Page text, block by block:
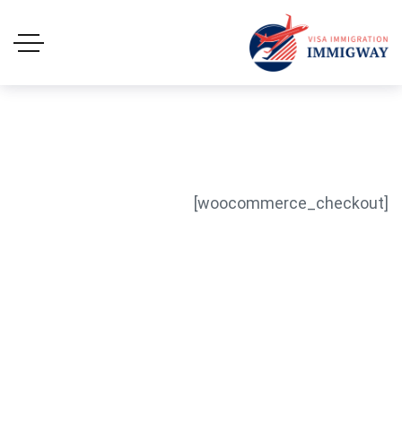
[woocommerce_checkout]